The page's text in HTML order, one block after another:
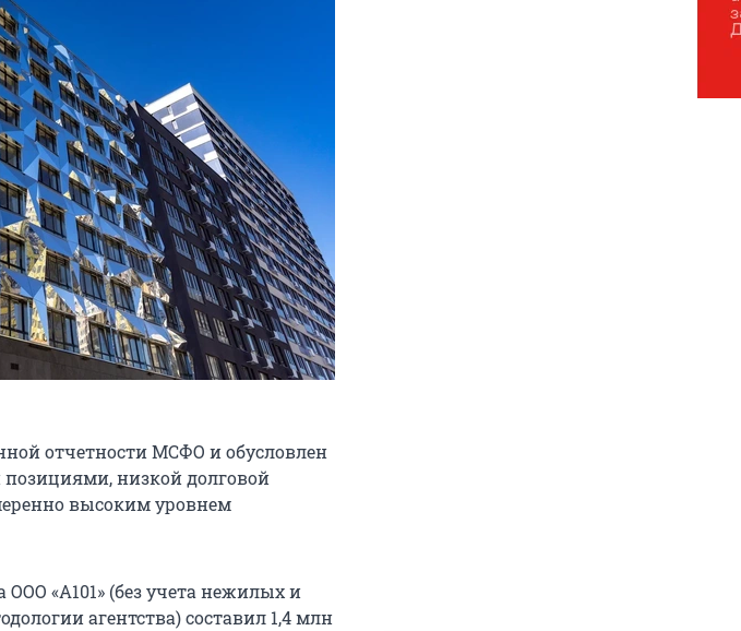
отчетности МСФО и обусловлен
низкой долговой
высоким уровнем
«А101» (без учета нежилых и
агентства) составил 1,4 млн